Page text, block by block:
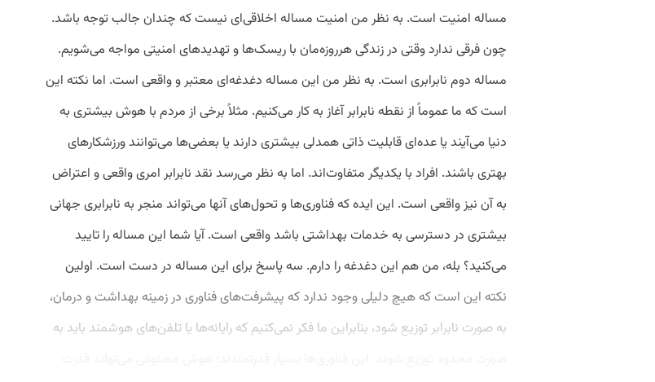
مساله امنیت است. به نظر من امنیت مساله اخلاقی‌ای نیست که چندان جالب توجه باشد.
چون فرقی ندارد وقتی در زندگی هرروزه‌مان با ریسک‌ها و تهدیدهای امنیتی مواجه می‌شویم.
مساله دوم نابرابری است. به نظر من این مساله دغدغه‌ای معتبر و واقعی است. اما نکته این
است که ما عموماً از نقطه نابرابر آغاز به کار می‌کنیم. مثلاً برخی از مردم با هوش بیشتری به
دنیا می‌آیند یا عده‌ای قابلیت ذاتی همدلی بیشتری دارند یا بعضی‌ها می‌توانند ورزشکارهای
بهتری باشند. افراد با یکدیگر متفاوت‌اند. اما به نظر می‌رسد نقد نابرابر امری واقعی و اعتراض
به آن نیز واقعی است. این ایده که فناوری‌ها و تحول‌‌های آنها می‌تواند منجر به نابرابری جهانی
بیشتری در دسترسی به خدمات بهداشتی باشد واقعی است. آیا شما این مساله را تایید
می‌کنید؟ بله، من هم این دغدغه را دارم. سه پاسخ برای این مساله در دست است. اولین
نکته این است که هیچ دلیلی وجود ندارد که پیشرفت‌های فناوری در زمینه بهداشت و درمان،
به صورت نابرابر توزیع شود، بنابراین ما فکر نمی‌کنیم که رایانه‌ها یا تلفن‌های هوشمند باید به